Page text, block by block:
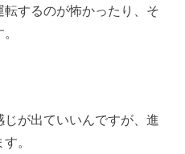
するのが怖かったり、そ
が出ていいんですが、進
。